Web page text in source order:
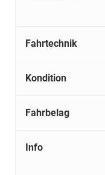
Fahrtechnik
Kondition
Fahrbelag
Info